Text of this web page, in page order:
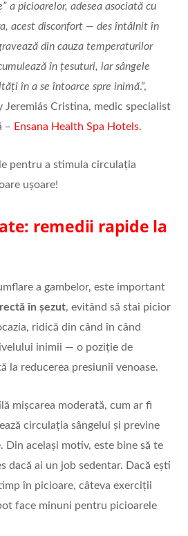
a picioarelor, adesea asociată cu
acest disconfort — des întâlnit în
din cauza temperaturilor
în țesuturi, iar sângele
în a se întoarce spre inimă.”,
Jeremiás Cristina, medic specialist
– Ensana Health Spa Hotels.
pentru a stimula circulația
ușoare!
remedii rapide la
a gambelor, este important
în șezut, evitând să stai picior
ridică din când în când
inimii — o poziție de
la reducerea presiunii venoase.
mișcarea moderată, cum ar fi
circulația sângelui și previne
Din același motiv, este bine să te
dacă ai un job sedentar. Dacă ești
în picioare, câteva exerciții
face minuni pentru picioarele